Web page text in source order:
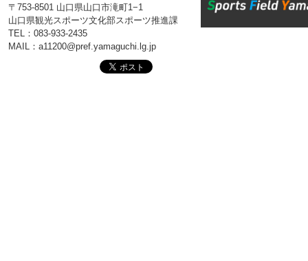
〒753-8501 山口県山口市滝町1−1
山口県観光スポーツ文化部スポーツ推進課
TEL：083-933-2435
MAIL：a11200@pref.yamaguchi.lg.jp